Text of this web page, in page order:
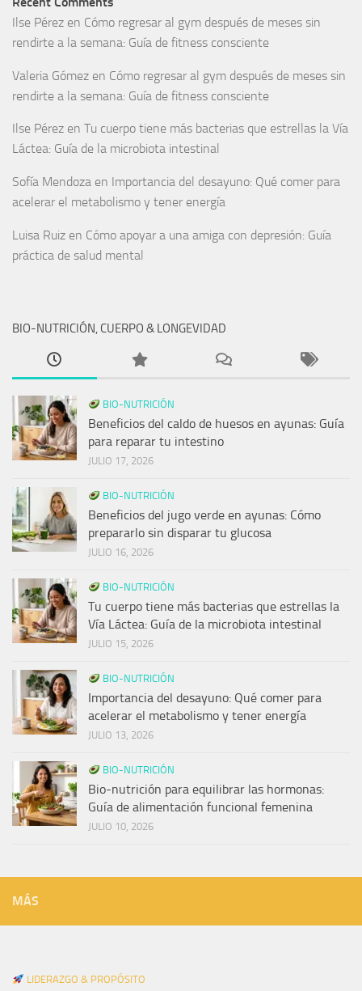
Ilse Pérez en Cómo regresar al gym después de meses sin
rendirte a la semana: Guía de fitness consciente
Valeria Gómez en Cómo regresar al gym después de meses sin
rendirte a la semana: Guía de fitness consciente
Ilse Pérez en Tu cuerpo tiene más bacterias que estrellas la Vía
Láctea: Guía de la microbiota intestinal
Sofía Mendoza en Importancia del desayuno: Qué comer para
acelerar el metabolismo y tener energía
Luisa Ruiz en Cómo apoyar a una amiga con depresión: Guía
práctica de salud mental
BIO-NUTRICIÓN, CUERPO & LONGEVIDAD
BIO-NUTRICIÓN
Beneficios del caldo de huesos en ayunas: Guía
para reparar tu intestino
JULIO 17, 2026
BIO-NUTRICIÓN
Beneficios del jugo verde en ayunas: Cómo
prepararlo sin disparar tu glucosa
JULIO 16, 2026
BIO-NUTRICIÓN
Tu cuerpo tiene más bacterias que estrellas la
Vía Láctea: Guía de la microbiota intestinal
JULIO 15, 2026
BIO-NUTRICIÓN
Importancia del desayuno: Qué comer para
acelerar el metabolismo y tener energía
JULIO 13, 2026
BIO-NUTRICIÓN
Bio-nutrición para equilibrar las hormonas:
Guía de alimentación funcional femenina
JULIO 10, 2026
MÁS
LIDERAZGO & PROPÓSITO